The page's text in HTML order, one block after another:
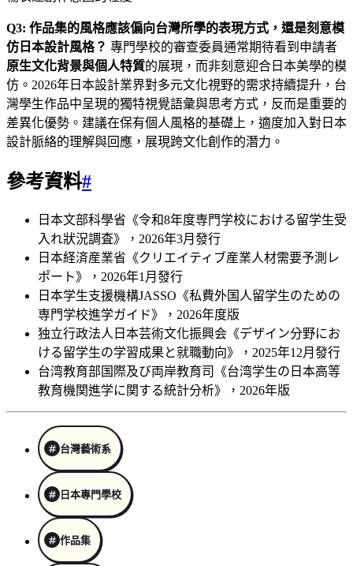
Q3: 作品集的風格應該偏向台灣所學的表現方式，還是刻意模
仿日本設計風格？ 專門學校的審查委員通常期待看到申請者
原生文化背景與個人特質的展現，而非刻意迎合日本美學的模
仿。2026年日本設計業界對多元文化視野的需求持續提升，台
灣學生作品中呈現的獨特視覺語彙與思考方式，反而是重要的
差異化優勢。建議在保有個人風格的基礎上，適度加入對日本
設計脈絡的理解與回應，展現跨文化創作的潛力。
參考資料#
日本文部科學省《令和8年度専門学校における留学生受
入れ狀況調査》，2026年3月發行
日本経済産業省《クリエイティブ産業人材需要予測レ
ポート》，2026年1月發行
日本学生支援機構JASSO《私費外国人留学生のための
専門学校進学ガイド》，2026年度版
独立行政法人日本芸術文化振興会《デザイン分野にお
ける留学生の学習成果と就職動向》，2025年12月發行
台湾教育部国際及び両岸教育司《台湾学生の日本高等
教育機関進学に関する統計分析》，2026年版
台灣藝術系
日本專門學校
作品集